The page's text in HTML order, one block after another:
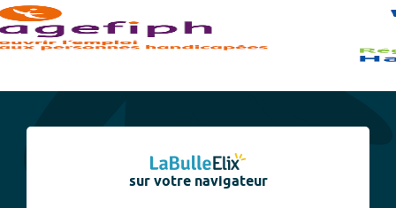
sur votre navigateur